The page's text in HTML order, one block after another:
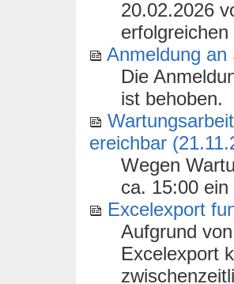
20.02.2026
Anmeldung an
Die
ist behoben.
ereichbar
Wegen
ca. 15:00
Excelexport
Aufgrund
Excelexport